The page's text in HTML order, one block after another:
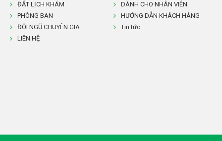
ĐẶT LỊCH KHÁM
DÀNH CHO NHÂN VIÊN
PHÒNG BAN
HƯỚNG DẪN KHÁCH HÀNG
ĐỘI NGŨ CHUYÊN GIA
Tin tức
LIÊN HỆ